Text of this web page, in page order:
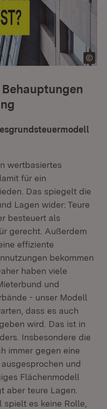
wertbasiertes
für ein
Das spiegelt die
Lagen wider: Teure
besteuert als
gerecht. Außerdem
effiziente
bekommen
haben viele
und
- unser Modell
dass es auch
wird. Das ist in
Insbesondere die
immer gegen eine
und
Flächenmodell
aber teure Lagen.
es keine Rolle,